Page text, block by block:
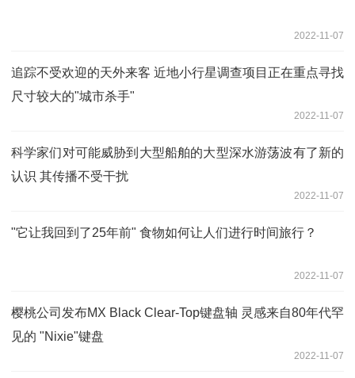
2022-11-07
追踪不受欢迎的天外来客 近地小行星调查项目正在重点寻找
尺寸较大的"城市杀手"
2022-11-07
科学家们对可能威胁到大型船舶的大型深水游荡波有了新的
认识 其传播不受干扰
2022-11-07
"它让我回到了25年前" 食物如何让人们进行时间旅行？
2022-11-07
樱桃公司发布MX Black Clear-Top键盘轴 灵感来自80年代罕
见的 "Nixie"键盘
2022-11-07